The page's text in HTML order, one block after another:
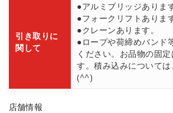
引き取りに
関して
●アルミブリッジあります
●フォークリフトあります
●クレーンあります。
●ロープや荷締めバンド
ください。お品物の固
す。積み込みについて
(^^)
店舗情報